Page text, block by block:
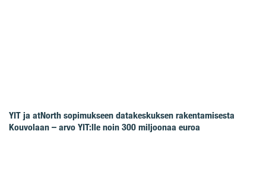
YIT ja atNorth sopimukseen datakeskuksen rakentamisesta
Kouvolaan – arvo YIT:lle noin 300 miljoonaa euroa